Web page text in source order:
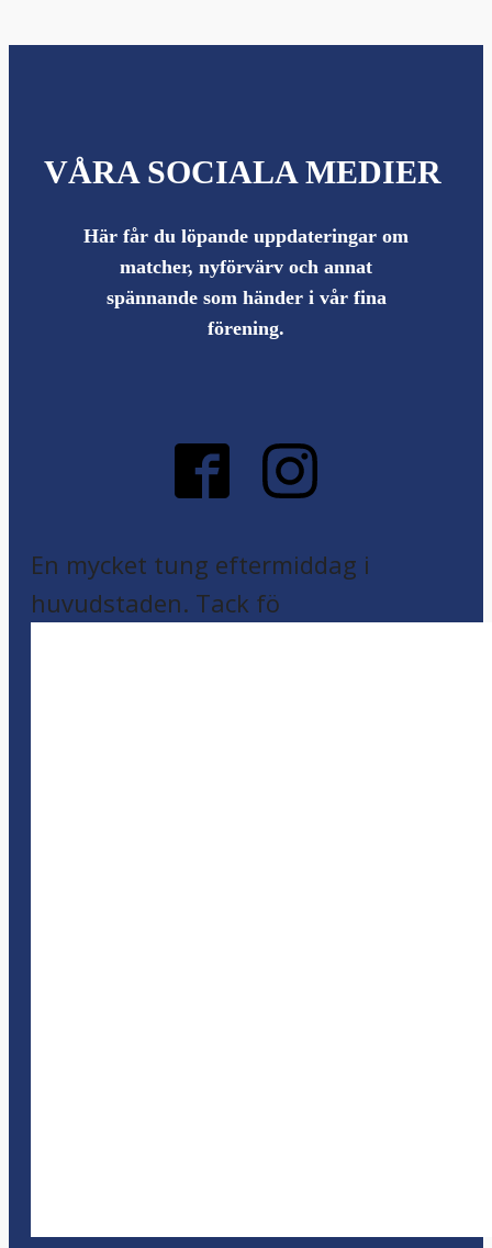
VÅRA SOCIALA MEDIER
Här får du löpande uppdateringar om
matcher, nyförvärv och annat
spännande som händer i vår fina
förening.
En mycket tung eftermiddag i
huvudstaden. Tack fö